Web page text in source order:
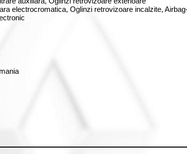
electrocromatica, Oglinzi retrovizoare incalzite,